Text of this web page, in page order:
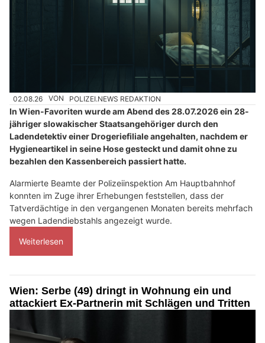
02.08.26 VON POLIZEI.NEWS REDAKTION
In Wien-Favoriten wurde am Abend des 28.07.2026 ein 28-
jähriger slowakischer Staatsangehöriger durch den
Ladendetektiv einer Drogeriefiliale angehalten, nachdem er
Hygieneartikel in seine Hose gesteckt und damit ohne zu
bezahlen den Kassenbereich passiert hatte.
Alarmierte Beamte der Polizeiinspektion Am Hauptbahnhof
konnten im Zuge ihrer Erhebungen feststellen, dass der
Tatverdächtige in den vergangenen Monaten bereits mehrfach
wegen Ladendiebstahls angezeigt wurde.
Weiterlesen
Wien: Serbe (49) dringt in Wohnung ein und
attackiert Ex-Partnerin mit Schlägen und Tritten